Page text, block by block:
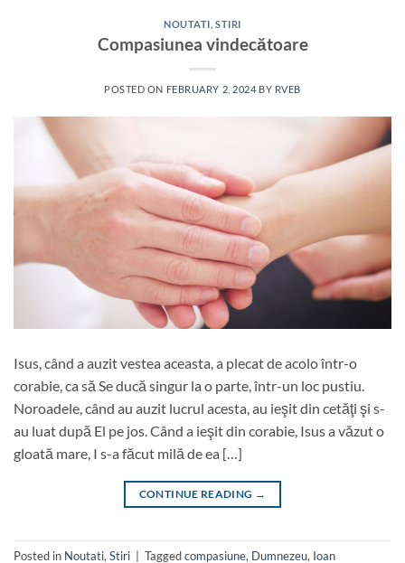
NOUTATI ,STIRI
Compasiunea vindecătoare
POSTED ON FEBRUARY 2, 2024 BY RVEB
Isus, când a auzit vestea aceasta, a plecat de acolo într-o
corabie, ca să Se ducă singur la o parte, într-un loc pustiu.
Noroadele, când au auzit lucrul acesta, au ieşit din cetăţi şi s-
au luat după El pe jos. Când a ieşit din corabie, Isus a văzut o
gloată mare, I s-a făcut milă de ea […]
CONTINUE READING →
Posted in Noutati, Stiri Taggedcompasiune, Dumnezeu, Ioan